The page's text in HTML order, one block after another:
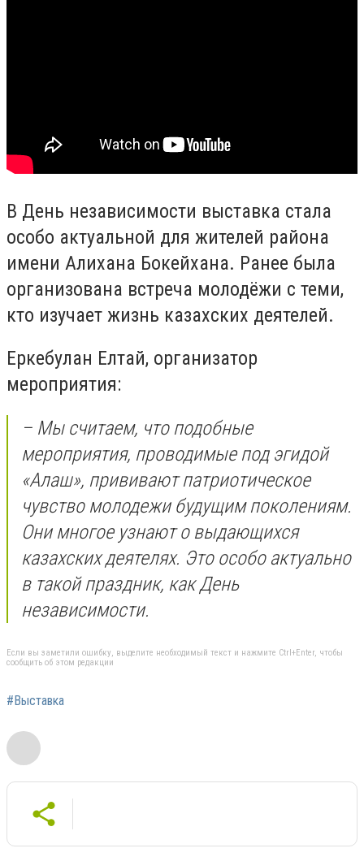
В День независимости выставка стала
особо актуальной для жителей района
имени Алихана Бокейхана. Ранее была
организована встреча молодёжи с теми,
кто изучает жизнь казахских деятелей.
Еркебулан Елтай, организатор
мероприятия:
– Мы считаем, что подобные
мероприятия, проводимые под эгидой
«Алаш», прививают патриотическое
чувство молодежи будущим поколениям.
Они многое узнают о выдающихся
казахских деятелях. Это особо актуально
в такой праздник, как День
независимости.
Если вы заметили ошибку, выделите необходимый текст и нажмите Ctrl+Enter, чтобы
сообщить об этом редакции
#Выставка